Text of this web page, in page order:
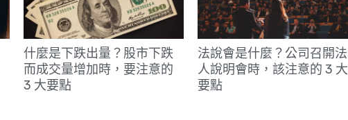
什麼是下跌出量？股市下跌
而成交量增加時，要注意的
3 大要點
法說會是什麼？公司召開法
人說明會時，該注意的 3 大
要點